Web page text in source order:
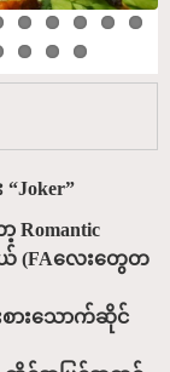
(FAလေးတွေတ
ားသောက်ဆိုင်